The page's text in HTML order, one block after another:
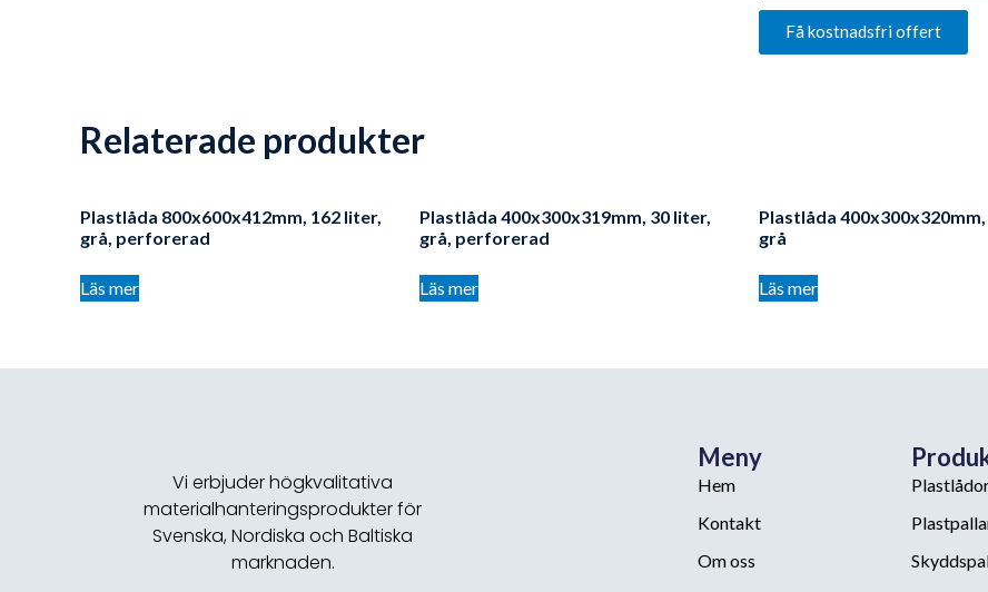
Få kostnadsfri offert
Relaterade produkter
Plastlåda 800x600x412mm, 162 liter,
grå, perforerad
Läs mer
Plastlåda 400x300x319mm, 30 liter,
grå, perforerad
Läs mer
Plastlåda 400x300x320mm,
grå
Läs mer
Vi erbjuder högkvalitativa
materialhanteringsprodukter för
Svenska, Nordiska och Baltiska
marknaden.
Meny
Hem
Kontakt
Om oss